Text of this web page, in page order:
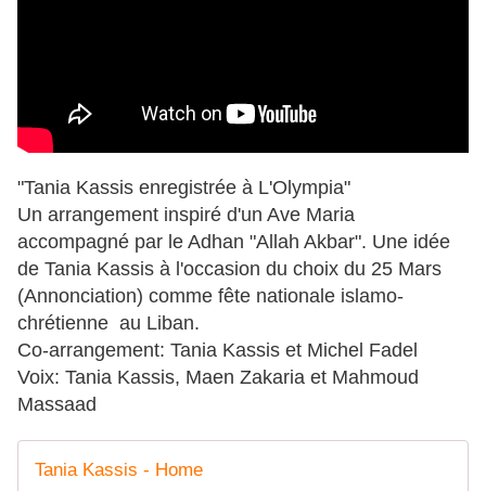
"Tania Kassis enregistrée à L'Olympia"
Un arrangement inspiré d'un Ave Maria
accompagné par le Adhan "Allah Akbar". Une idée
de Tania Kassis à l'occasion du choix du 25 Mars
(Annonciation) comme fête nationale islamo-
chrétienne au Liban.
Co-arrangement: Tania Kassis et Michel Fadel
Voix: Tania Kassis, Maen Zakaria et Mahmoud
Massaad
Tania Kassis - Home